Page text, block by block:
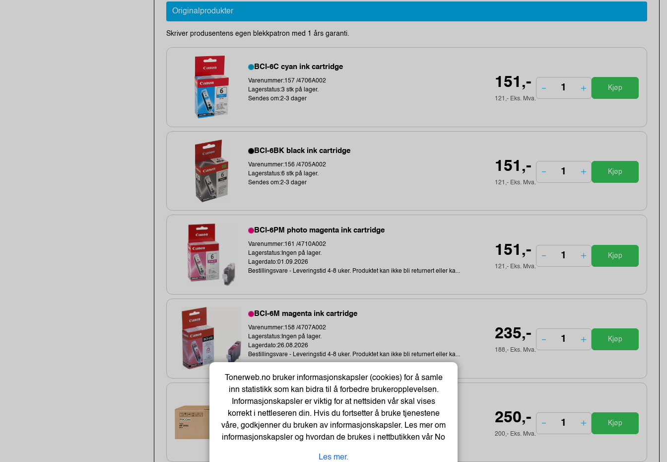
Originalprodukter
Skriver produsentens egen blekkpatron med 1 års garanti.
BCI-6C cyan ink cartridge
Varenummer:157 /4706A002
Lagerstatus:3 stk på lager.
Sendes om:2-3 dager
151,-
121,- Eks. Mva.
Kjøp
BCI-6BK black ink cartridge
Varenummer:156 /4705A002
Lagerstatus:6 stk på lager.
Sendes om:2-3 dager
151,-
121,- Eks. Mva.
Kjøp
BCI-6PM photo magenta ink cartridge
Varenummer:161 /4710A002
Lagerstatus:Ingen på lager.
Lagerdato:01.09.2026
Bestillingsvare - Leveringstid 4-8 uker. Produktet kan ikke bli returnert eller ka...
151,-
121,- Eks. Mva.
Kjøp
BCI-6M magenta ink cartridge
Varenummer:158 /4707A002
Lagerstatus:Ingen på lager.
Lagerdato:26.08.2026
Bestillingsvare - Leveringstid 4-8 uker. Produktet kan ikke bli returnert eller ka...
235,-
188,- Eks. Mva.
Kjøp
Ricoh Toner Sort TYPE2501E (9.000 sider) 841769
Varenummer:98360 /841769
Lagerstatus:484 stk på lager.
Sendes om:3-6 dager
250,-
200,- Eks. Mva.
Kjøp
Tonerweb.no bruker informasjonskapsler (cookies) for å samle
inn statistikk som kan bidra til å forbedre brukeropplevelsen.
Informasjonskapsler er viktig for at nettsiden vår skal vises
korrekt i nettleseren din. Hvis du fortsetter å bruke tjenestene
våre, godkjenner du bruken av informasjonskapsler. Les mer om
informasjonskapsler og hvordan de brukes i nettbutikken vårNo
Les mer.